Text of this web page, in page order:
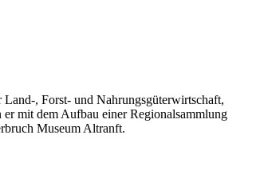
, Forst- und Nahrungsgüterwirtschaft,
mit dem Aufbau einer Regionalsammlung
Museum Altranft.